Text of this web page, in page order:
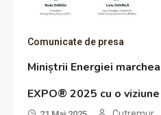
Comunicate de presa
Miniștrii Energiei
EXPO® 2025 cu o